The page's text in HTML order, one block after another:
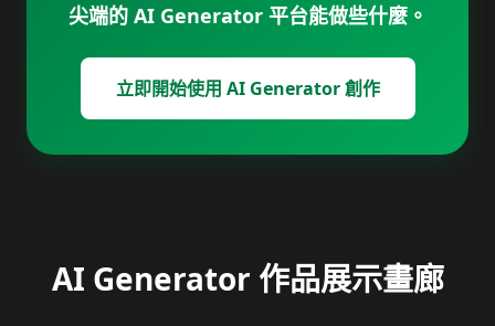
尖端的 AI Generator 平台能做些什麼。
立即開始使用 AI Generator 創作
AI Generator 作品展示畫廊